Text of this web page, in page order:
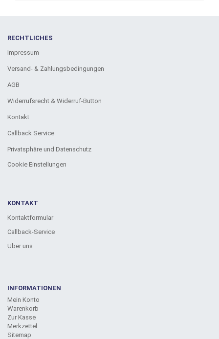
RECHTLICHES
Impressum
Versand- & Zahlungsbedingungen
AGB
Widerrufsrecht & Widerruf-Button
Kontakt
Callback Service
Privatsphäre und Datenschutz
Cookie Einstellungen
KONTAKT
Kontaktformular
Callback-Service
Über uns
INFORMATIONEN
Mein Konto
Warenkorb
Zur Kasse
Merkzettel
Sitemap